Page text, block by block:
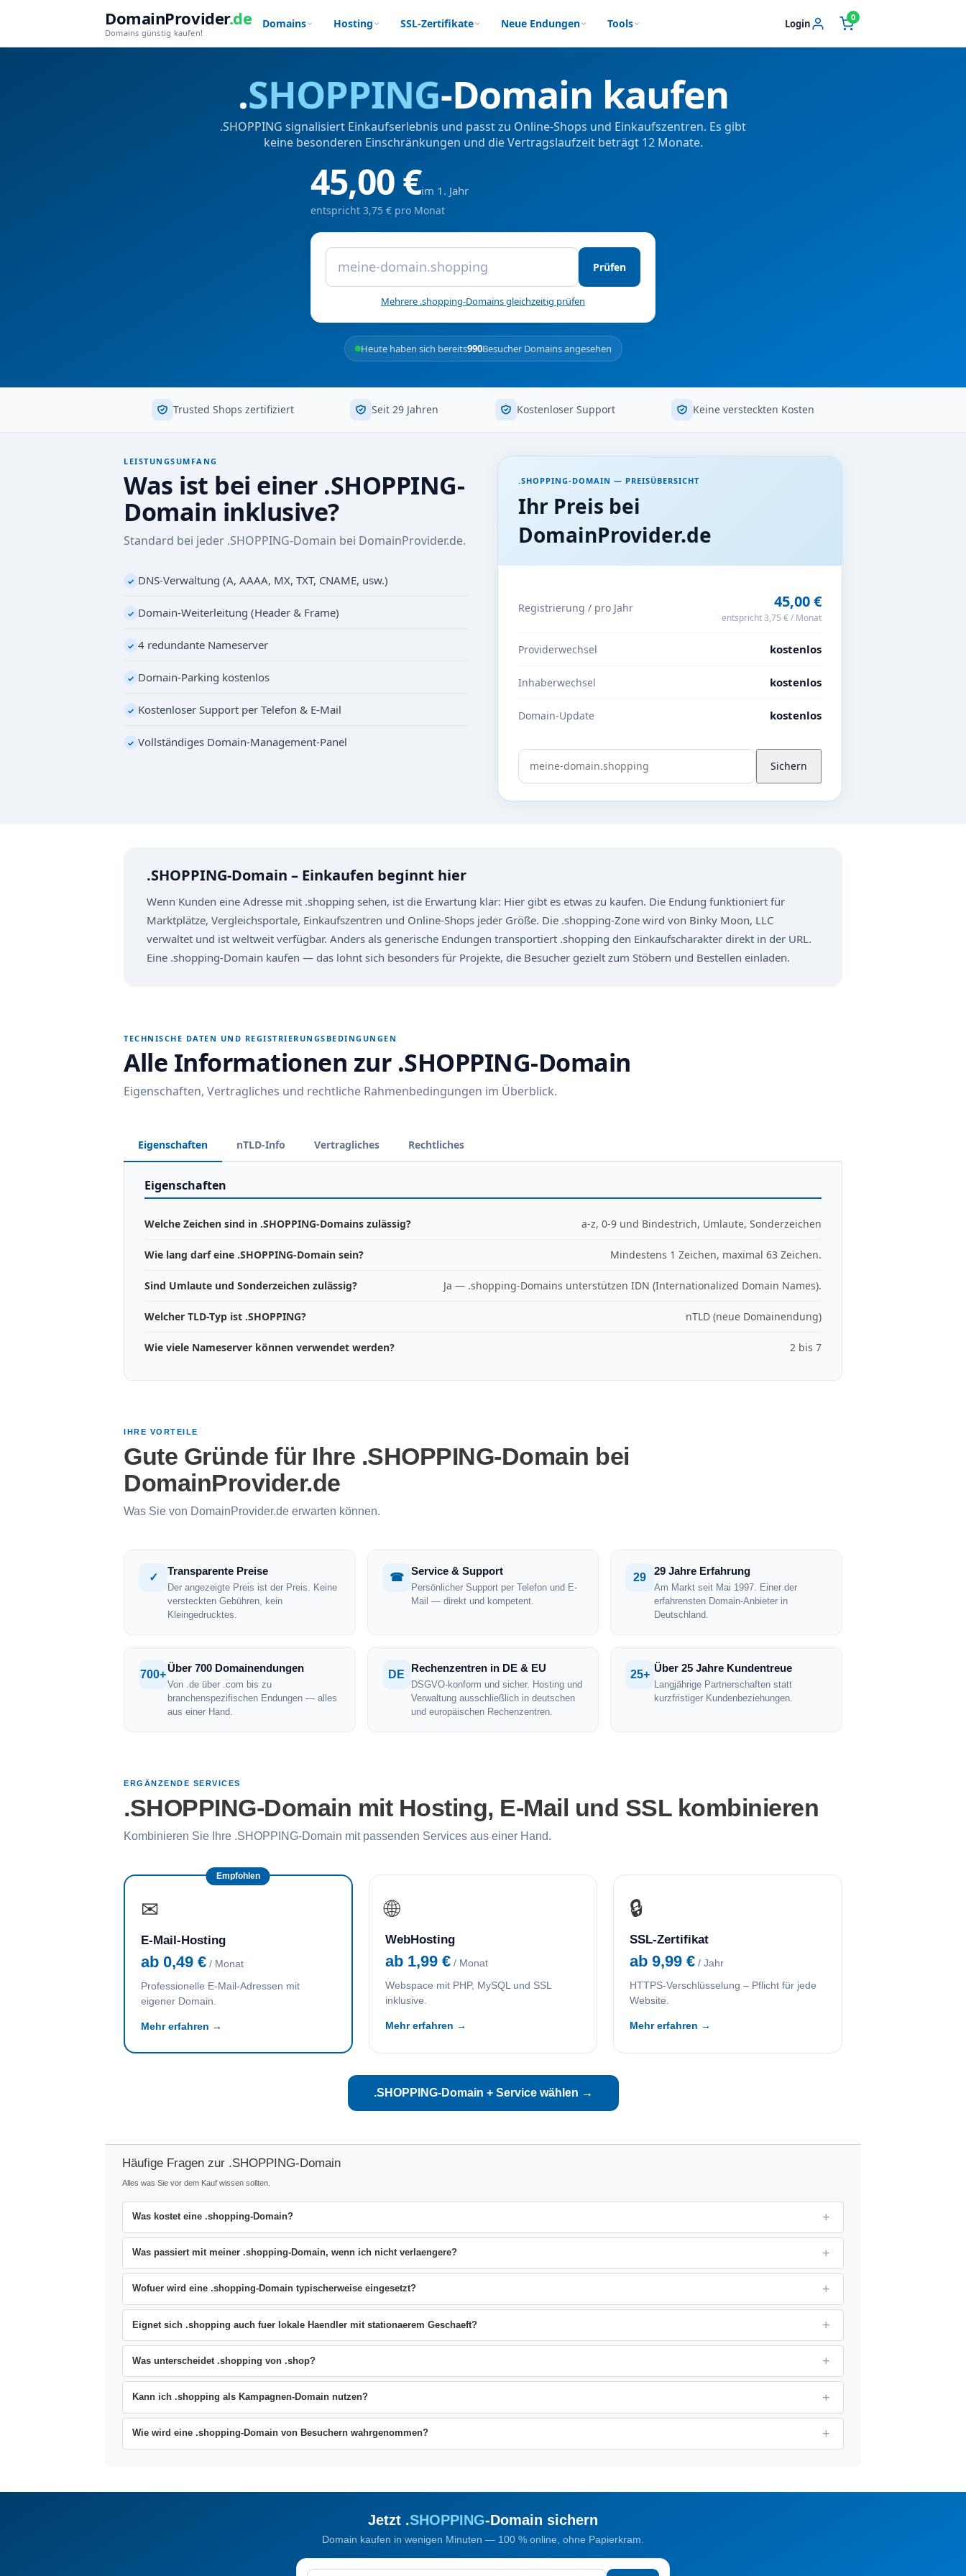
DomainProvider.de
Domains günstig kaufen!
Domains Hosting SSL-Zertifikate Neue Endungen Tools Login 0
.SHOPPING-Domain kaufen
.SHOPPING signalisiert Einkaufserlebnis und passt zu Online-Shops und Einkaufszentren. Es gibt
keine besonderen Einschränkungen und die Vertragslaufzeit beträgt 12 Monate.
45,00 €im 1. Jahr
entspricht 3,75 € pro Monat
Prüfen
Mehrere .shopping-Domains gleichzeitig prüfen
Heute haben sich bereits990Besucher Domains angesehen
Trusted Shops zertifiziert Seit 29 Jahren Kostenloser Support Keine versteckten Kosten
LEISTUNGSUMFANG
Was ist bei einer .SHOPPING-
Domain inklusive?
Standard bei jeder .SHOPPING-Domain bei DomainProvider.de.
✓ DNS-Verwaltung (A, AAAA, MX, TXT, CNAME, usw.)
✓ Domain-Weiterleitung (Header & Frame)
✓ 4 redundante Nameserver
✓ Domain-Parking kostenlos
✓ Kostenloser Support per Telefon & E-Mail
✓ Vollständiges Domain-Management-Panel
.SHOPPING-DOMAIN — PREISÜBERSICHT
Ihr Preis bei
DomainProvider.de
Registrierung / pro Jahr 45,00 €
entspricht 3,75 € / Monat
Providerwechsel kostenlos
Inhaberwechsel kostenlos
Domain-Update kostenlos
Sichern
.SHOPPING-Domain – Einkaufen beginnt hier
Wenn Kunden eine Adresse mit .shopping sehen, ist die Erwartung klar: Hier gibt es etwas zu kaufen. Die Endung funktioniert für
Marktplätze, Vergleichsportale, Einkaufszentren und Online-Shops jeder Größe. Die .shopping-Zone wird von Binky Moon, LLC
verwaltet und ist weltweit verfügbar. Anders als generische Endungen transportiert .shopping den Einkaufscharakter direkt in der URL.
Eine .shopping-Domain kaufen — das lohnt sich besonders für Projekte, die Besucher gezielt zum Stöbern und Bestellen einladen.
TECHNISCHE DATEN UND REGISTRIERUNGSBEDINGUNGEN
Alle Informationen zur .SHOPPING-Domain
Eigenschaften, Vertragliches und rechtliche Rahmenbedingungen im Überblick.
Eigenschaften nTLD-Info Vertragliches Rechtliches
Eigenschaften
Welche Zeichen sind in .SHOPPING-Domains zulässig? a-z, 0-9 und Bindestrich, Umlaute, Sonderzeichen
Wie lang darf eine .SHOPPING-Domain sein? Mindestens 1 Zeichen, maximal 63 Zeichen.
Sind Umlaute und Sonderzeichen zulässig? Ja — .shopping-Domains unterstützen IDN (Internationalized Domain Names).
Welcher TLD-Typ ist .SHOPPING? nTLD (neue Domainendung)
Wie viele Nameserver können verwendet werden? 2 bis 7
IHRE VORTEILE
Gute Gründe für Ihre .SHOPPING-Domain bei
DomainProvider.de
Was Sie von DomainProvider.de erwarten können.
✓
Transparente Preise
Der angezeigte Preis ist der Preis. Keine
versteckten Gebühren, kein
Kleingedrucktes.
☎
Service & Support
Persönlicher Support per Telefon und E-
Mail — direkt und kompetent.
29
29 Jahre Erfahrung
Am Markt seit Mai 1997. Einer der
erfahrensten Domain-Anbieter in
Deutschland.
700+
Über 700 Domainendungen
Von .de über .com bis zu
branchenspezifischen Endungen — alles
aus einer Hand.
DE
Rechenzentren in DE & EU
DSGVO-konform und sicher. Hosting und
Verwaltung ausschließlich in deutschen
und europäischen Rechenzentren.
25+
Über 25 Jahre Kundentreue
Langjährige Partnerschaften statt
kurzfristiger Kundenbeziehungen.
ERGÄNZENDE SERVICES
.SHOPPING-Domain mit Hosting, E-Mail und SSL kombinieren
Kombinieren Sie Ihre .SHOPPING-Domain mit passenden Services aus einer Hand.
Empfohlen
✉
E-Mail-Hosting
ab 0,49 € / Monat
Professionelle E-Mail-Adressen mit
eigener Domain.
Mehr erfahren →
🌐
WebHosting
ab 1,99 €/ Monat
Webspace mit PHP, MySQL und SSL
inklusive.
Mehr erfahren →
🔒
SSL-Zertifikat
ab 9,99 € / Jahr
HTTPS-Verschlüsselung – Pflicht für jede
Website.
Mehr erfahren →
.SHOPPING-Domain + Service wählen →
Häufige Fragen zur .SHOPPING-Domain
Alles was Sie vor dem Kauf wissen sollten.
Was kostet eine .shopping-Domain?
Was passiert mit meiner .shopping-Domain, wenn ich nicht verlaengere?
Wofuer wird eine .shopping-Domain typischerweise eingesetzt?
Eignet sich .shopping auch fuer lokale Haendler mit stationaerem Geschaeft?
Was unterscheidet .shopping von .shop?
Kann ich .shopping als Kampagnen-Domain nutzen?
Wie wird eine .shopping-Domain von Besuchern wahrgenommen?
Jetzt .SHOPPING-Domain sichern
Domain kaufen in wenigen Minuten — 100 % online, ohne Papierkram.